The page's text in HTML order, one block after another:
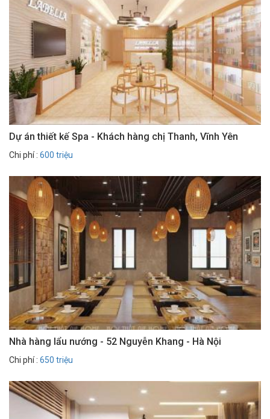
Dự án thiết kế Spa - Khách hàng chị Thanh, Vĩnh Yên
Chi phí : 600 triệu
Nhà hàng lẩu nướng - 52 Nguyễn Khang - Hà Nội
Chi phí : 650 triệu